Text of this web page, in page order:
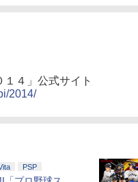
１４」公式サイト
2014/
PSP